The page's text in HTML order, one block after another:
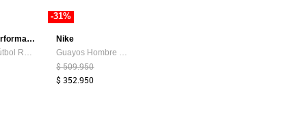
adidas Performance
-31%
Nike
$ 509.950
$ 352.950